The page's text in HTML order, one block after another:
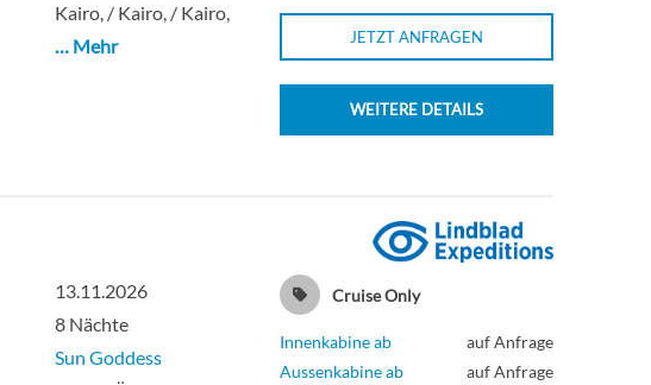
Kairo, / Kairo, / Kairo,
… Mehr
JETZT ANFRAGEN
WEITERE DETAILS
13.11.2026
8 Nächte
Sun Goddess
Cruise Only
Innenkabine ab
auf Anfrage
Aussenkabine ab
auf Anfrage